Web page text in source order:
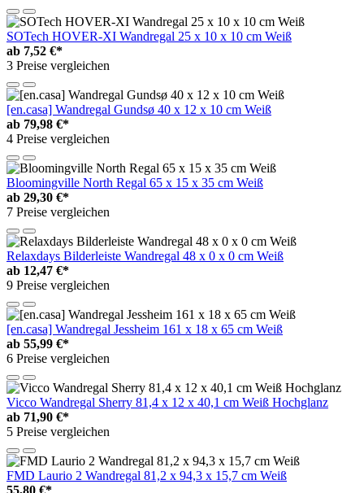
SOTech HOVER-XI Wandregal 25 x 10 x 10 cm Weiß
ab 7,52 €*
3 Preise vergleichen
[en.casa] Wandregal Gundsø 40 x 12 x 10 cm Weiß
ab 79,98 €*
4 Preise vergleichen
Bloomingville North Regal 65 x 15 x 35 cm Weiß
ab 29,30 €*
7 Preise vergleichen
Relaxdays Bilderleiste Wandregal 48 x 0 x 0 cm Weiß
ab 12,47 €*
9 Preise vergleichen
[en.casa] Wandregal Jessheim 161 x 18 x 65 cm Weiß
ab 55,99 €*
6 Preise vergleichen
Vicco Wandregal Sherry 81,4 x 12 x 40,1 cm Weiß Hochglanz
ab 71,90 €*
5 Preise vergleichen
FMD Laurio 2 Wandregal 81,2 x 94,3 x 15,7 cm Weiß
55,80 €*